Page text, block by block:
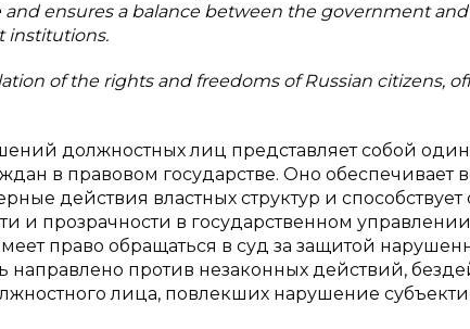
ensures a balance between the government
institutions.
of the rights and freedoms of Russian citizens,
должностных лиц представляет собой
в правовом государстве. Оно обеспечивает
действия властных структур и
и прозрачности в государственном управлении.
право обращаться в суд за защитой
направлено против незаконных действий,
лица, повлекших нарушение